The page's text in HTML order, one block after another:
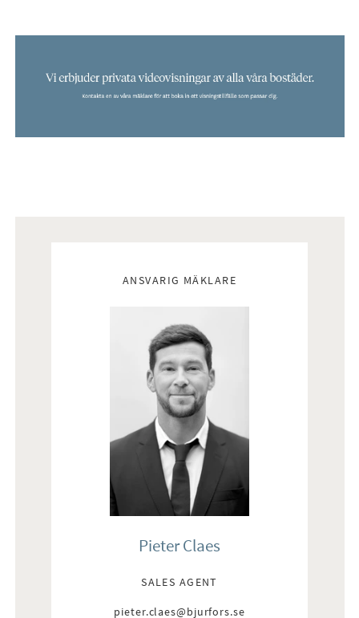
ANSVARIG MÄKLARE
Pieter Claes
SALES AGENT
E-post:
pieter.claes@bjurfors.se